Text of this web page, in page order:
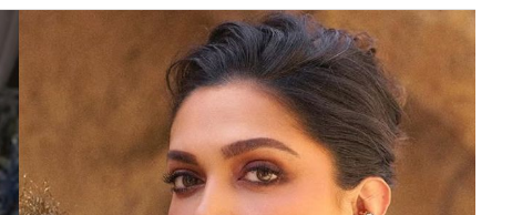
?
प्रणित मोरे साथ जोड़ा जा रहा था. घर में ऐसी भी बातें थी
दोनों ने ही इन खबरों का खंडन किया है. मालती ने साफ
हैं. वहीं, मालती की असल जिंदगी की बात करें तो बिग बॉस